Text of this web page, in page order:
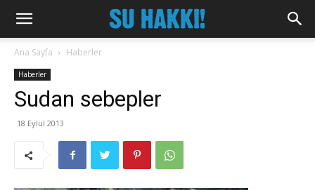
Ana Sayfa Haberler
Haberler
Sudan sebepler
18 Eylül 2013